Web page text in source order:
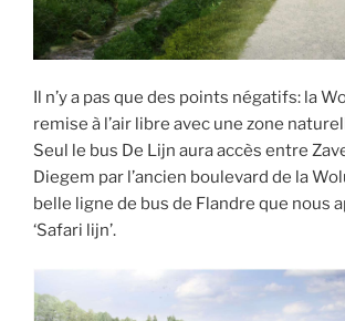
Il n’y a pas que des points négatifs: la
remise à l’air libre avec une zone
Seul le bus De Lijn aura accès entre
Diegem par l’ancien boulevard de la
belle ligne de bus de Flandre que nous
‘Safari lijn’.